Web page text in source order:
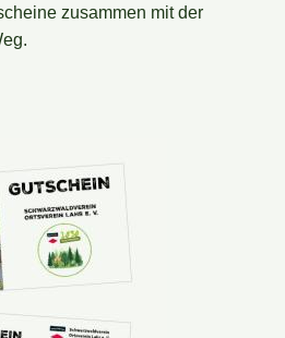
zusammen mit der